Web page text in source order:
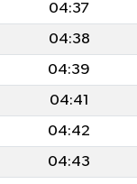
04:37
04:38
04:39
04:41
04:42
04:43